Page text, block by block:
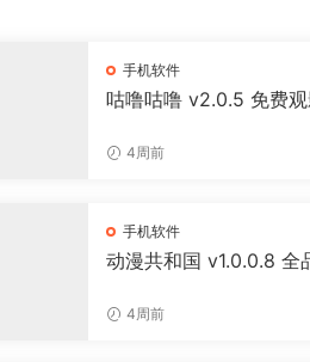
手机软件
咕噜咕噜 v2.0.5 免费观
4周前
手机软件
动漫共和国 v1.0.0.8 全
投屏缓存工具
4周前